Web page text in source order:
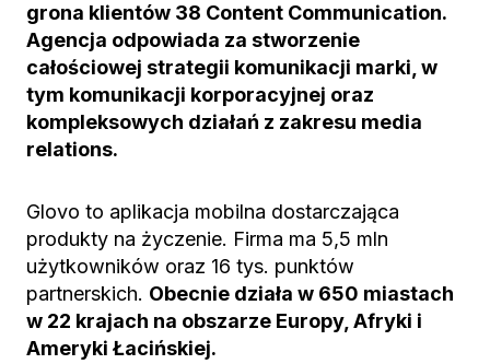
grona klientów 38 Content Communication.
Agencja odpowiada za stworzenie
całościowej strategii komunikacji marki, w
tym komunikacji korporacyjnej oraz
kompleksowych działań z zakresu media
relations.
Glovo to aplikacja mobilna dostarczająca
produkty na życzenie. Firma ma 5,5 mln
użytkowników oraz 16 tys. punktów
partnerskich. Obecnie działa w 650 miastach
w 22 krajach na obszarze Europy, Afryki i
Ameryki Łacińskiej.